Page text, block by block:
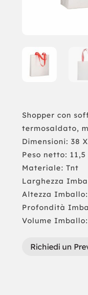
Shopper con
termosaldato,
Dimensioni: 38
Peso netto: 11,5
Materiale: Tnt
Larghezza
Altezza Imballo:
Profondità
Volume
Richiedi un